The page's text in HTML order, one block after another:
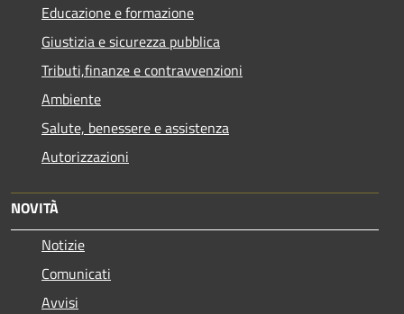
Educazione e formazione
Giustizia e sicurezza pubblica
Tributi,finanze e contravvenzioni
Ambiente
Salute, benessere e assistenza
Autorizzazioni
NOVITÀ
Notizie
Comunicati
Avvisi